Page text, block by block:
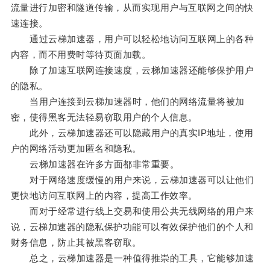
流量进行加密和隧道传输，从而实现用户与互联网之间的快
速连接。
通过云梯加速器，用户可以轻松地访问互联网上的各种
内容，而不用费时等待页面加载。
除了加速互联网连接速度，云梯加速器还能够保护用户
的隐私。
当用户连接到云梯加速器时，他们的网络流量将被加
密，使得黑客无法轻易窃取用户的个人信息。
此外，云梯加速器还可以隐藏用户的真实IP地址，使用
户的网络活动更加匿名和隐私。
云梯加速器在许多方面都非常重要。
对于网络速度缓慢的用户来说，云梯加速器可以让他们
更快地访问互联网上的内容，提高工作效率。
而对于经常进行线上交易和使用公共无线网络的用户来
说，云梯加速器的隐私保护功能可以有效保护他们的个人和
财务信息，防止其被黑客窃取。
总之，云梯加速器是一种值得推崇的工具，它能够加速